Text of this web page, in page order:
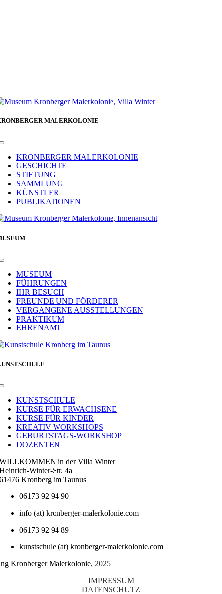
MALERKOLONIE
Toggle
NavigationKRONBERGER MALERKOLONIE
GESCHICHTE
STIFTUNG
SAMMLUNG
KÜNSTLER
PUBLIKATIONEN
Toggle
NavigationMUSEUM
FÜHRUNGEN
IHR BESUCH
FREUNDE UND FÖRDERER
VERGANGENE AUSSTELLUNGEN
PRAKTIKUM
EHRENAMT
Toggle
NavigationKUNSTSCHULE
KURSE FÜR ERWACHSENE
KURSE FÜR KINDER
KREATIV WORKSHOPS
GEBURTSTAGS-WORKSHOP
DOZENTEN
WILLKOMMEN in der Villa Winter
Heinrich-Winter-Str. 4a
61476 Kronberg im Taunus
06173 92 94 90
info (at) kronberger-malerkolonie.com
06173 92 94 89
kunstschule (at) kronberger-malerkolonie.com
Kronberger Malerkolonie, 2025
IMPRESSUM
DATENSCHUTZ